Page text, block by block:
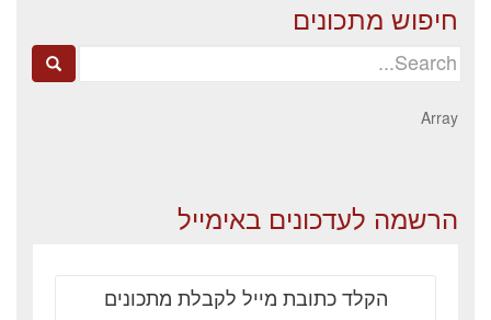
חיפוש מתכונים
Search
Array
הרשמה לעדכונים באימייל